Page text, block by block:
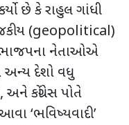
છે કે રાહુલ ગાંધી
(geopolitical)
ભાજપના નેતાઓએ
અન્ય દેશો વધુ
, અને કોંગ્રેસ પોતે
‘ભવિષ્યવાદી’